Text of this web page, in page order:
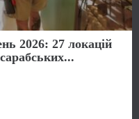
2026: 27 локацій